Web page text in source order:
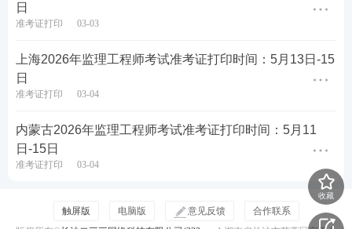
日
准考证打印 03-03
上海2026年监理工程师考试准考证打印时间：5月13日-15
日
准考证打印 03-04
内蒙古2026年监理工程师考试准考证打印时间：5月11
日-15日
准考证打印 03-04
收藏
触屏版 电脑版 意见反馈
合作联系